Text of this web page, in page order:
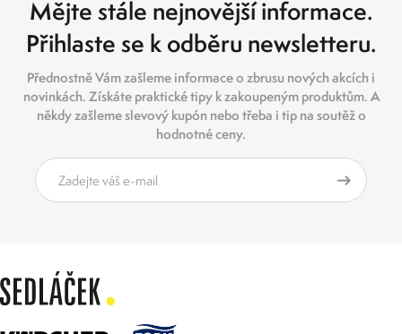
Mějte stále nejnovější informace.
Přihlaste se k odběru newsletteru.
Přednostně Vám zašleme informace o zbrusu nových akcích i
novinkách. Získáte praktické tipy k zakoupeným produktům. A
někdy zašleme slevový kupón nebo třeba i tip na soutěž o
hodnotné ceny.